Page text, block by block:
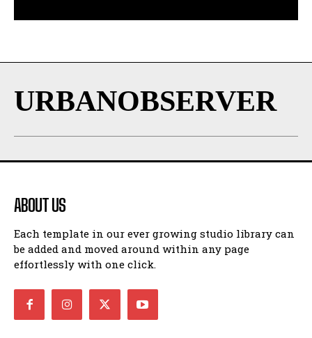
URBANOBSERVER
ABOUT US
Each template in our ever growing studio library can
be added and moved around within any page
effortlessly with one click.